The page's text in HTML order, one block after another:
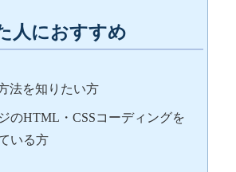
人におすすめ
法を知りたい方
のHTML・CSSコーディングを
いる方